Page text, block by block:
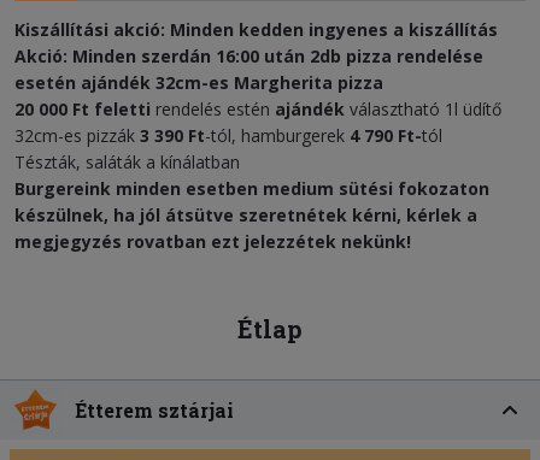
Kiszállítási akció: Minden kedden ingyenes a kiszállítás
Akció: Minden szerdán 16:00 után 2db pizza rendelése
esetén ajándék 32cm-es Margherita pizza
20 000 Ft feletti rendelés estén ajándék választható 1l üdítő
32cm-es pizzák 3 390 Ft-tól, hamburgerek 4 790 Ft-tól
Tészták, saláták a kínálatban
Burgereink minden esetben medium sütési fokozaton
készülnek, ha jól átsütve szeretnétek kérni, kérlek a
megjegyzés rovatban ezt jelezzétek nekünk!
Étlap
Étterem sztárjai